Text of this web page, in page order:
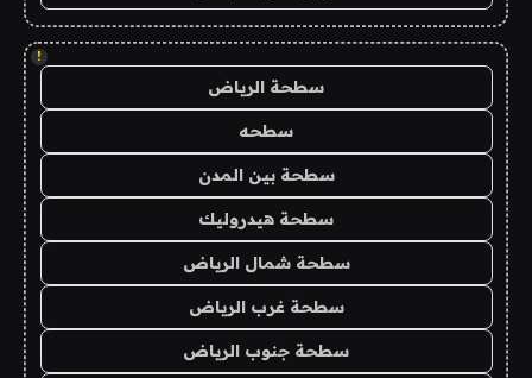
!
سطحة الرياض
سطحه
سطحة بين المدن
سطحة هيدروليك
سطحة شمال الرياض
سطحة غرب الرياض
سطحة جنوب الرياض